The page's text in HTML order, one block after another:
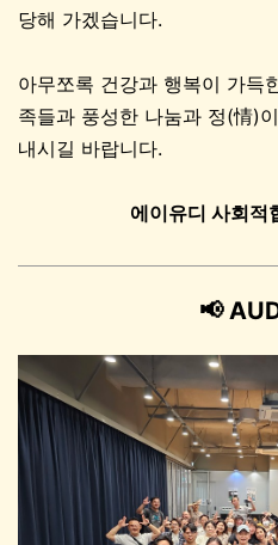
당해 가겠습니다.
아무쪼록 건강과 행복이 가득
족들과 풍성한 나눔과 정(情)
내시길 바랍니다.
에이유디 사회적
📢